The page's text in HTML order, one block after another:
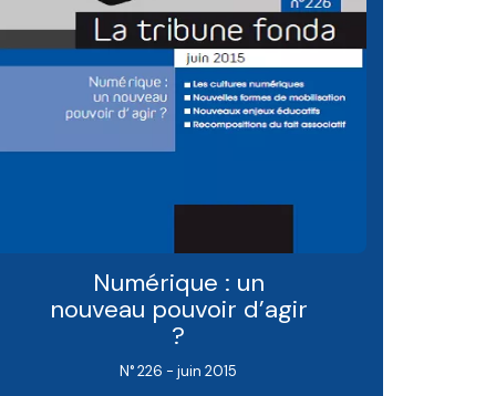
Numérique : un
nouveau pouvoir d’agir
?
N° 226 - juin 2015